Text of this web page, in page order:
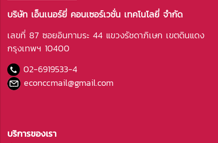
บริษัท เอ็นเนอร์ยี่ คอนเซอร์เวชั่น เทคโนโลยี่ จำกัด
เลขที่ 87 ซอยอินทามระ 44 แขวงรัชดาภิเษก เขตดินแดง
กรุงเทพฯ 10400
02-6919533-4
econccmail@gmail.com
บริการของเรา